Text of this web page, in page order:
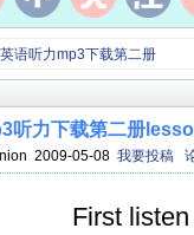
语听力mp3下载第二册
听力下载第二册
2009-05-08 我要投稿
First